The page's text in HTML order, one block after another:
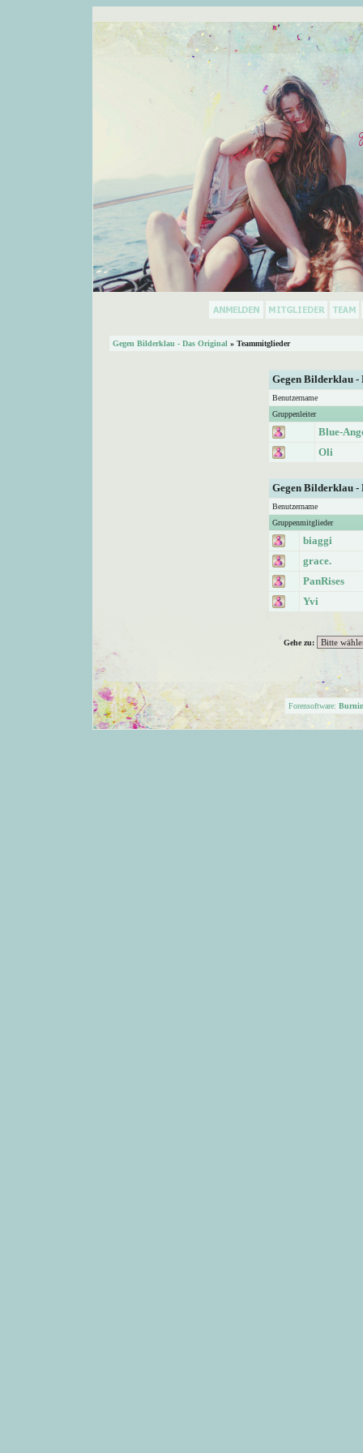
Gegen Bilderklau - Das Original » Teammitglieder
Gegen Bilderklau
Benutzername
Gruppenleiter
Blue-
Oli
Gegen Bilderklau
Benutzername
Gruppenmitglieder
biaggi
grace.
PanRises
Yvi
Gehe zu:
Forensoftware: